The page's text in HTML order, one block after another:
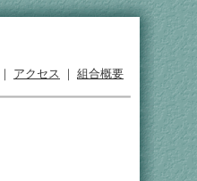
アクセス ｜ 組合概要